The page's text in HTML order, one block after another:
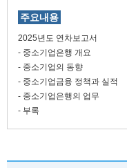
주요내용
2025년도 연차보고서
- 중소기업은행 개요
- 중소기업의 동향
- 중소기업금융 정책과 실적
- 중소기업은행의 업무
- 부록